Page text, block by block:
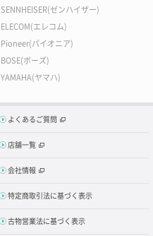
SENNHEISER(ゼンハイザー)
ELECOM(エレコム)
Pioneer(パイオニア)
BOSE(ボーズ)
YAMAHA(ヤマハ)
よくあるご質問
店舗一覧
会社情報
特定商取引法に基づく表示
古物営業法に基づく表示